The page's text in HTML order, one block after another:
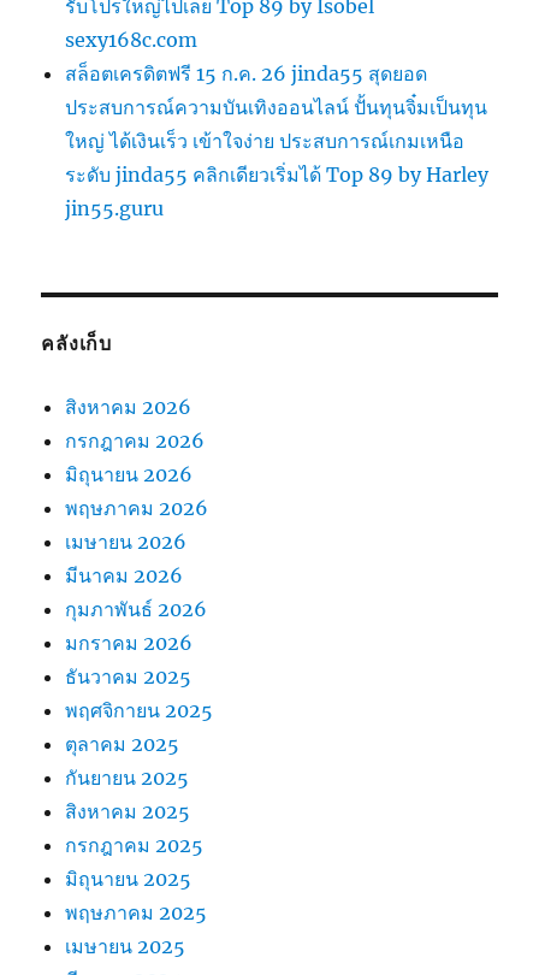
รับโปรใหญ่ไปเลย Top 89 by Isobel
sexy168c.com
สล็อตเครดิตฟรี 15 ก.ค. 26 jinda55 สุดยอด
ประสบการณ์ความบันเทิงออนไลน์ ปั้นทุนจิ๋มเป็นทุน
ใหญ่ ได้เงินเร็ว เข้าใจง่าย ประสบการณ์เกมเหนือ
ระดับ jinda55 คลิกเดียวเริ่มได้ Top 89 by Harley
jin55.guru
คลังเก็บ
สิงหาคม 2026
กรกฎาคม 2026
มิถุนายน 2026
พฤษภาคม 2026
เมษายน 2026
มีนาคม 2026
กุมภาพันธ์ 2026
มกราคม 2026
ธันวาคม 2025
พฤศจิกายน 2025
ตุลาคม 2025
กันยายน 2025
สิงหาคม 2025
กรกฎาคม 2025
มิถุนายน 2025
พฤษภาคม 2025
เมษายน 2025